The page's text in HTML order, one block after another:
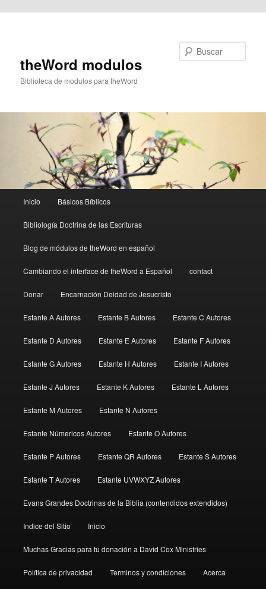
theWord modulos
Biblioteca de modulos para theWord
principal
Inicio Básicos Bíblicos
Bibliología Doctrina de las Escrituras
Blog de módulos de theWord en español
Cambiando el interface de theWord a Español contact
Donar Encarnación Deidad de Jesucristo
Estante A Autores Estante B Autores Estante C Autores
Estante D Autores Estante E Autores Estante F Autores
Estante G Autores Estante H Autores Estante I Autores
Estante J Autores Estante K Autores Estante L Autores
Estante M Autores Estante N Autores
Estante Númericos Autores Estante O Autores
Estante P Autores Estante QR Autores Estante S Autores
Estante T Autores Estante UVWXYZ Autores
Evans Grandes Doctrinas de la Biblia (contendidos extendidos)
Indice del Sitio Inicio
Muchas Gracias para tu donación a David Cox Ministries
Política de privacidad Terminos y condiciones Acerca